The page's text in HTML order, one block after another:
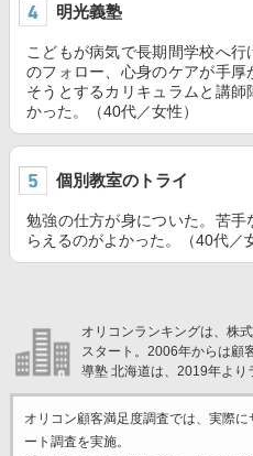
明光義塾
こどもが病気で長期間学校へ
のフォロー、心身のケアが手
そうとするカリキュラムと講
かった。（40代／女性）
個別教室のトライ
勉強の仕方が身についた。苦
らえるのがよかった。（40代／
オリコンランキングは、株
スタート。2006年からは顧
導塾 北海道は、2019年より
オリコン顧客満足度調査では、実際
ート調査を実施。